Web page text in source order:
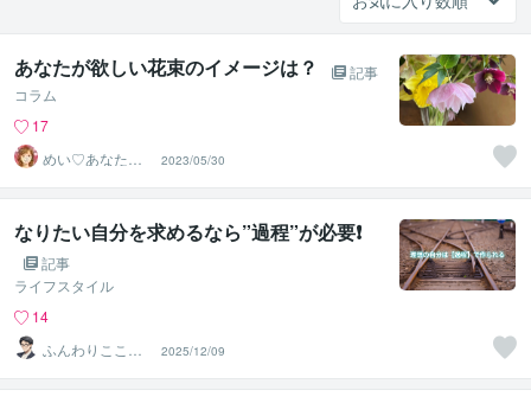
あなたが欲しい花束のイメージは？
記事
コラム
17
めい♡あなたの
陽だまりセラピ
スト
2023/05/30
なりたい自分を求めるなら”過程”が必要❗️
記事
ライフスタイル
14
ふんわりこころ
サポート☘️みち
まさ
2025/12/09